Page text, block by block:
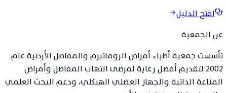
افتح الدليل
عن الجمعية
تأسست جمعية أطباء أمراض الروماتيزم والمفاصل الأردنية عام
2002 لتقديم أفضل رعاية لمرضى التهاب المفاصل وأمراض
المناعة الذاتية والجهاز العضلي الهيكلي، ودعم البحث العلمي